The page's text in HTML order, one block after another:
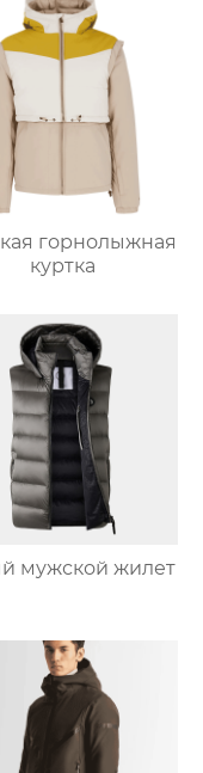
горнолыжная
куртка
мужской жилет